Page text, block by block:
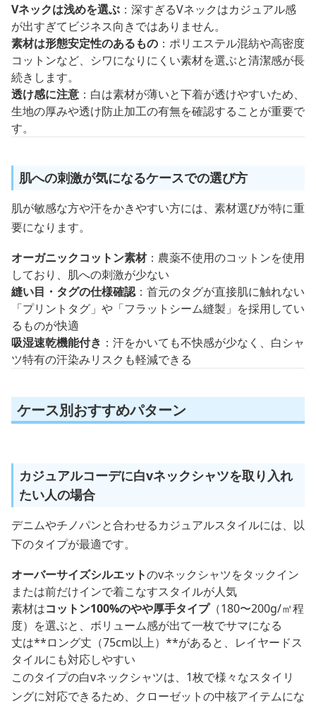
Vネックは浅めを選ぶ ：深すぎるVネックはカジュアル感
が出すぎてビジネス向きではありません。
素材は形態安定性のあるもの ：ポリエステル混紡や高密度
コットンなど、シワになりにくい素材を選ぶと清潔感が長
続きします。
透け感に注意 ：白は素材が薄いと下着が透けやすいため、
生地の厚みや透け防止加工の有無を確認することが重要で
す。
肌への刺激が気になるケースでの選び方
肌が敏感な方や汗をかきやすい方には、素材選びが特に重
要になります。
オーガニックコットン素材：農薬不使用のコットンを使用
しており、肌への刺激が少ない
縫い目・タグの仕様確認：首元のタグが直接肌に触れない
「プリントタグ」や「フラットシーム縫製」を採用してい
るものが快適
吸湿速乾機能付き ：汗をかいても不快感が少なく、白シャ
ツ特有の汗染みリスクも軽減できる
ケース別おすすめパターン
カジュアルコーデに白vネックシャツを取り入れ
たい人の場合
デニムやチノパンと合わせるカジュアルスタイルには、以
下のタイプが最適です。
オーバーサイズシルエットのvネックシャツをタックイン
または前だけインで着こなすスタイルが人気
素材はコットン100%のやや厚手タイプ（180〜200g/㎡程
度）を選ぶと、ボリューム感が出て一枚でサマになる
丈は**ロング丈（75cm以上）**があると、レイヤードス
タイルにも対応しやすい
このタイプの白vネックシャツは、1枚で様々なスタイリ
ングに対応できるため、クローゼットの中核アイテムにな